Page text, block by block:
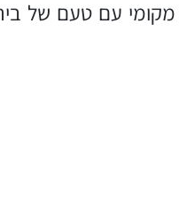
מקומי עם טעם של